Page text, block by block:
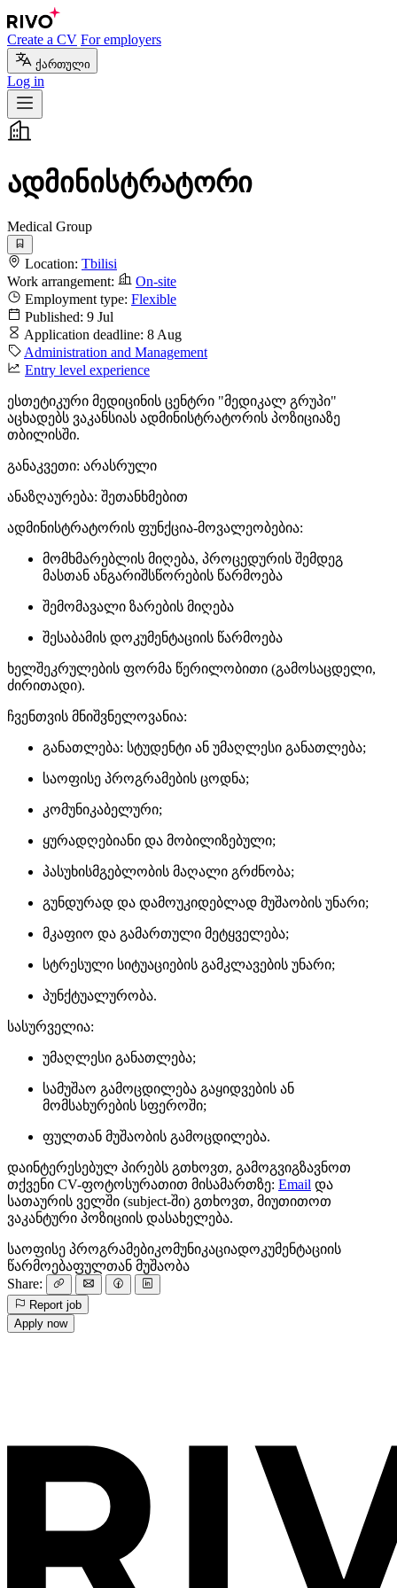
Create a CV For employers
ქართული
Log in
ადმინისტრატორი
Medical Group
Location: Tbilisi
Work arrangement:
On-site
Employment type: Flexible
Published: 9 Jul
Application deadline: 8 Aug
Administration and Management
Entry level experience
ესთეტიკური მედიცინის ცენტრი "მედიკალ გრუპი"
აცხადებს ვაკანსიას ადმინისტრატორის პოზიციაზე
თბილისში.
განაკვეთი: არასრული
ანაზღაურება: შეთანხმებით
ადმინისტრატორის ფუნქცია-მოვალეობებია:
მომხმარებლის მიღება, პროცედურის შემდეგ
მასთან ანგარიშსწორების წარმოება
შემომავალი ზარების მიღება
შესაბამის დოკუმენტაციის წარმოება
ხელშეკრულების ფორმა წერილობითი (გამოსაცდელი,
ძირითადი).
ჩვენთვის მნიშვნელოვანია:
განათლება: სტუდენტი ან უმაღლესი განათლება;
საოფისე პროგრამების ცოდნა;
კომუნიკაბელური;
ყურადღებიანი და მობილიზებული;
პასუხისმგებლობის მაღალი გრძნობა;
გუნდურად და დამოუკიდებლად მუშაობის უნარი;
მკაფიო და გამართული მეტყველება;
სტრესული სიტუაციების გამკლავების უნარი;
პუნქტუალურობა.
სასურველია:
უმაღლესი განათლება;
სამუშაო გამოცდილება გაყიდვების ან
მომსახურების სფეროში;
ფულთან მუშაობის გამოცდილება.
დაინტერესებულ პირებს გთხოვთ, გამოგვიგზავნოთ
თქვენი CV-ფოტოსურათით მისამართზე: Email და
სათაურის ველში (subject-ში) გთხოვთ, მიუთითოთ
ვაკანტური პოზიციის დასახელება.
საოფისე პროგრამებიკომუნიკაციადოკუმენტაციის
წარმოებაფულთან მუშაობა
Share:
Report job
Apply now